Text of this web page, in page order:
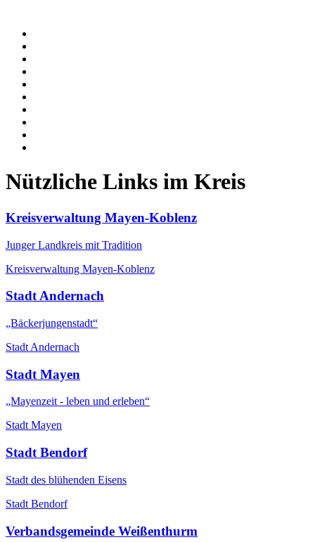
Nützliche Links im Kreis
Kreisverwaltung Mayen-Koblenz
Junger Landkreis mit Tradition
Kreisverwaltung Mayen-Koblenz
Stadt Andernach
„Bäckerjungenstadt“
Stadt Andernach
Stadt Mayen
„Mayenzeit - leben und erleben“
Stadt Mayen
Stadt Bendorf
Stadt des blühenden Eisens
Stadt Bendorf
Verbandsgemeinde Weißenthurm